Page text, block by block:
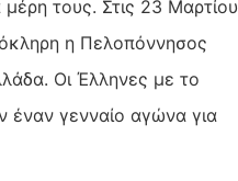
τους. Στις 23 Μαρτίου
η Πελοπόννησος
Οι Έλληνες με το
έναν γενναίο αγώνα για